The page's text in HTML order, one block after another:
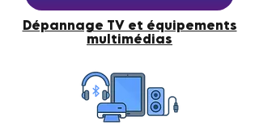
Dépannage TV et équipements
multimédias